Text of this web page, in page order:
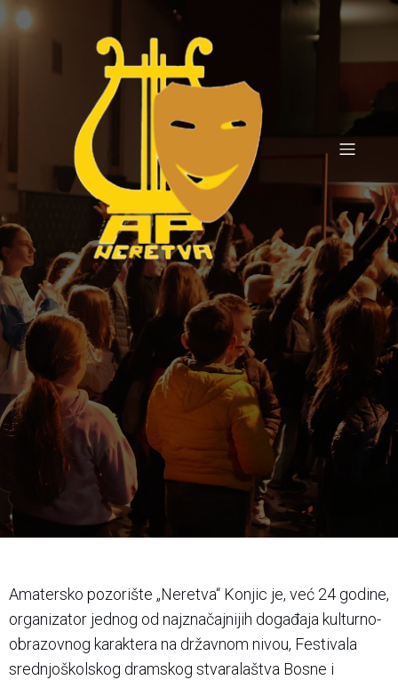
Amatersko pozorište „Neretva“ Konjic je, već 24 godine,
organizator jednog od najznačajnijih događaja kulturno-
obrazovnog karaktera na državnom nivou, Festivala
srednjoškolskog dramskog stvaralaštva Bosne i